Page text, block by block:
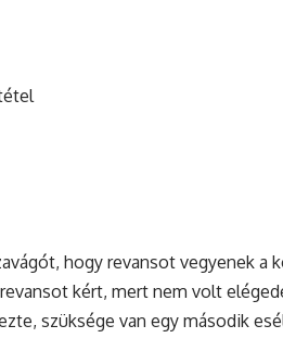
hogy revansot vegyenek a
kért, mert nem volt
szüksége van egy második